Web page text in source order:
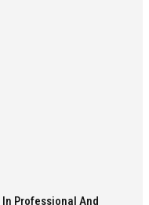
In Professional And